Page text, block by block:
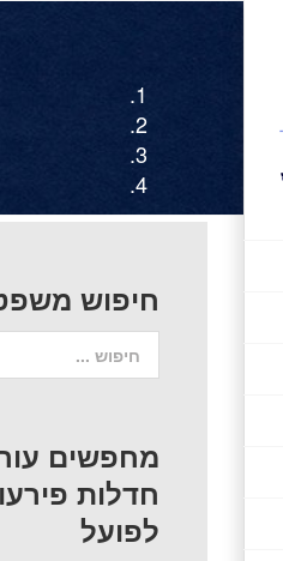
חיפוש
מחפשים
חדלות
לפועל